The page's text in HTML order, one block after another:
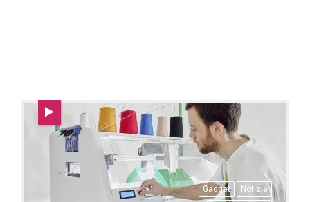
Gadget
Notizie